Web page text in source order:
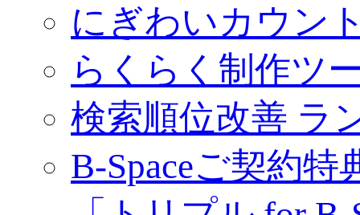
にぎわいカウン
らくらく制作ツ
検索順位改善 ラ
B-Spaceご契約特